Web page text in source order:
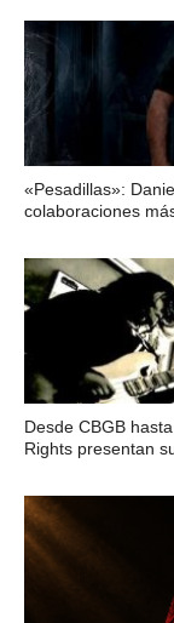
«Pesadillas»:
colaboraciones
Desde CBGB
Rights presentan